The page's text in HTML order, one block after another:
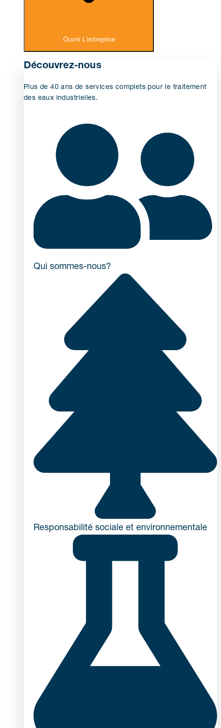
Ouvrir L'entreprise
Découvrez-nous
Plus de 40 ans de services complets pour le traitement
des eaux industrielles.
Qui sommes-nous?
Responsabilité sociale et environnementale